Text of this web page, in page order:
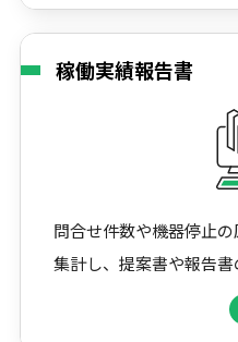
稼働実績報告書
問合せ件数や機器停止
集計し、提案書や報告書